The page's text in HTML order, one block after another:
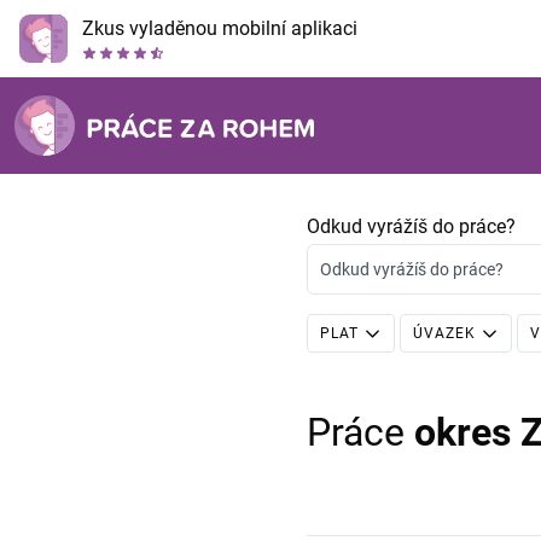
Zkus vyladěnou mobilní aplikaci
Odkud vyrážíš do práce?
Odkud vyrážíš do práce?
PLAT ÚVAZEK
Práce okres